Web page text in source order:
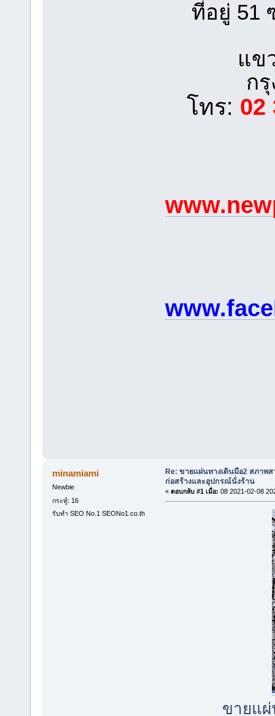
ที่อยู่ 51
แข
ก
โทร: 02
minamiami
Newbie
กระทู้: 16
รับทำ SEO No.1 SEONo1.co.th
Re: ขายแผ่นทางเดินมือ2 สภาพ
ก่อสร้างและอุปกรณ์นั่งร้าน
« ตอบกลับ #1 เมื่อ: 08 2021-02-08
ขายแผ่